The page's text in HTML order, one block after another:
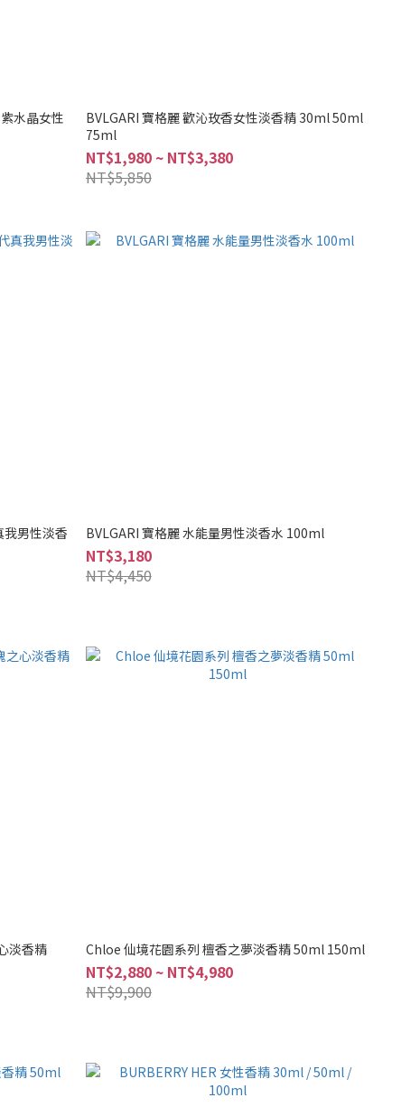
水晶女性
BVLGARI 寶格麗 歡沁玫香女性淡香精 30ml 50ml
75ml
NT$1,980 ~ NT$3,380
NT$5,850
我男性淡香
BVLGARI 寶格麗 水能量男性淡香水 100ml
NT$3,180
NT$4,450
淡香精
Chloe 仙境花園系列 檀香之夢淡香精 50ml 150ml
NT$2,880 ~ NT$4,980
NT$9,900